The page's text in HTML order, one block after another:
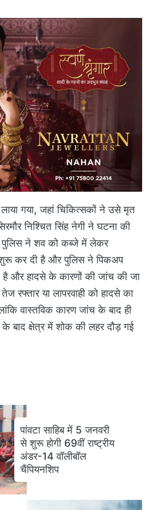
गया, जहां चिकित्सकों ने उसे मृत
निश्चित सिंह नेगी ने घटना की
पुलिस ने शव को कब्जे में लेकर
शुरू कर दी है और पुलिस ने पिकअप
है और हादसे के कारणों की जांच की जा
रफ्तार या लापरवाही को हादसे का
वास्तविक कारण जांच के बाद ही
के बाद क्षेत्र में शोक की लहर दौड़ गई
पांवटा साहिब में 5 जनवरी
से शुरू होगी 69वीं राष्ट्रीय
अंडर-14 वॉलीबॉल
चैंपियनशिप